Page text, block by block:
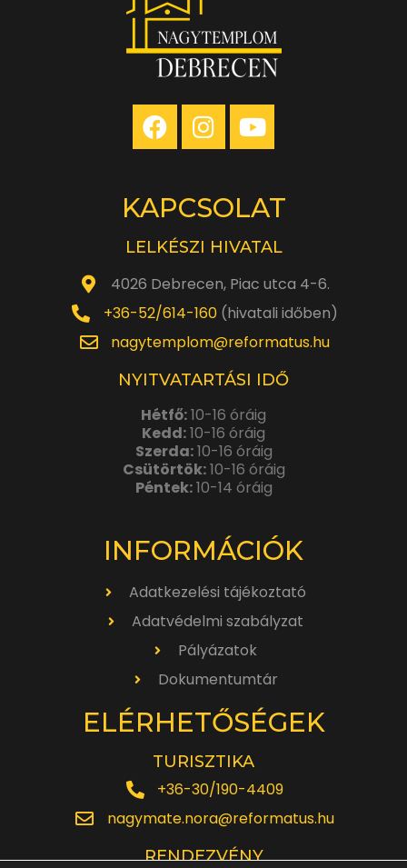
KAPCSOLAT
LELKÉSZI HIVATAL
4026 Debrecen, Piac utca 4-6.
+36-52/614-160(hivatali időben)
nagytemplom@reformatus.hu
NYITVATARTÁSI IDŐ
Hétfő:10-16 óráig
Kedd:10-16 óráig
Szerda:10-16 óráig
Csütörtök:10-16 óráig
Péntek:10-14 óráig
INFORMÁCIÓK
Adatkezelési tájékoztató
Adatvédelmi szabályzat
Pályázatok
Dokumentumtár
ELÉRHETŐSÉGEK
TURISZTIKA
+36-30/190-4409
nagymate.nora@reformatus.hu
RENDEZVÉNY